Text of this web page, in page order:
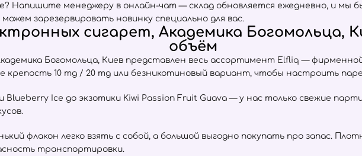
Напишите менеджеру в онлайн-чат — склад обновляется ежедневно, и мы
зарезервировать новинку специально для вас.
сигарет, Академика Богомольца,
объём
Богомольца, Киев представлен весь ассортимент Elfliq — фирменной
крепость 10 mg / 20 mg или безникотиновый вариант, чтобы настроить
Blueberry Ice до экзотики Kiwi Passion Fruit Guava — у нас только свежие
флакон легко взять с собой, а большой выгодно покупать про запас.
транспортировки.